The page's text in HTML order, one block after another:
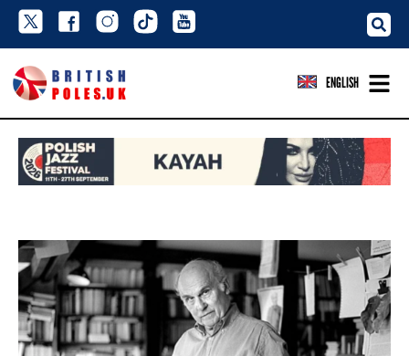
ENGLISH